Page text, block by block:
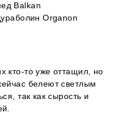
Balkan
Organon
кто-то уже оттащил, но
белеют светлым
так как сырость и